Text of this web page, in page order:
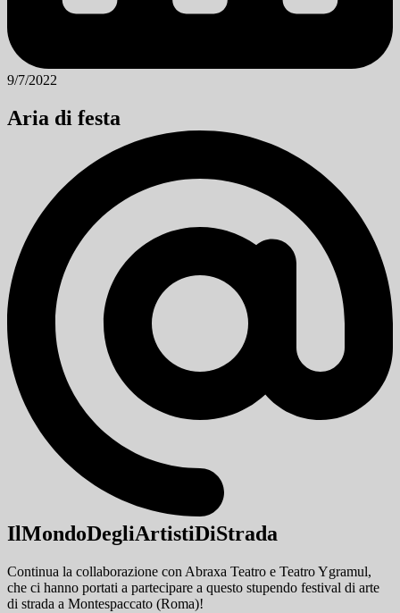
9/7/2022
Aria di festa
IlMondoDegliArtistiDiStrada
Continua la collaborazione con Abraxa Teatro e Teatro Ygramul,
che ci hanno portati a partecipare a questo stupendo festival di arte
di strada a Montespaccato (Roma)!